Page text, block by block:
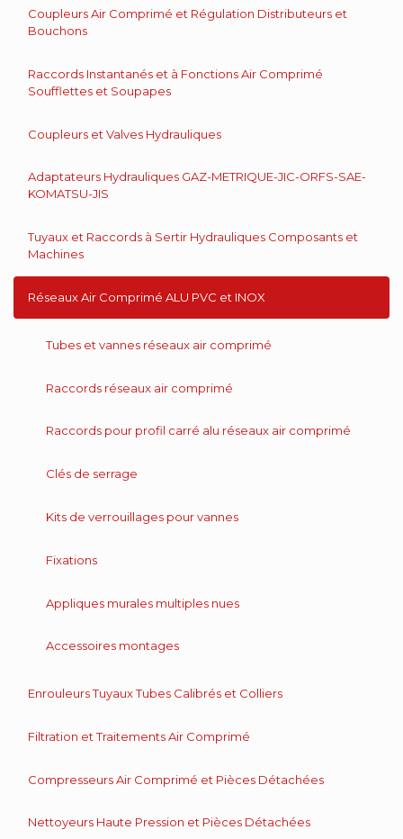
Coupleurs Air Comprimé et Régulation Distributeurs et
Bouchons
Raccords Instantanés et à Fonctions Air Comprimé
Soufflettes et Soupapes
Coupleurs et Valves Hydrauliques
Adaptateurs Hydrauliques GAZ-METRIQUE-JIC-ORFS-SAE-
KOMATSU-JIS
Tuyaux et Raccords à Sertir Hydrauliques Composants et
Machines
Réseaux Air Comprimé ALU PVC et INOX
Tubes et vannes réseaux air comprimé
Raccords réseaux air comprimé
Raccords pour profil carré alu réseaux air comprimé
Clés de serrage
Kits de verrouillages pour vannes
Fixations
Appliques murales multiples nues
Accessoires montages
Enrouleurs Tuyaux Tubes Calibrés et Colliers
Filtration et Traitements Air Comprimé
Compresseurs Air Comprimé et Pièces Détachées
Nettoyeurs Haute Pression et Pièces Détachées